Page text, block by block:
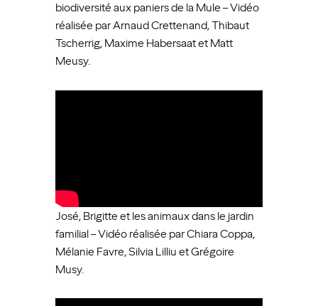
biodiversité aux paniers de la Mule – Vidéo
réalisée par Arnaud Crettenand, Thibaut
Tscherrig, Maxime Habersaat et Matt
Meusy.
José, Brigitte et les animaux dans le jardin
familial – Vidéo réalisée par Chiara Coppa,
Mélanie Favre, Silvia Lilliu et Grégoire
Musy.